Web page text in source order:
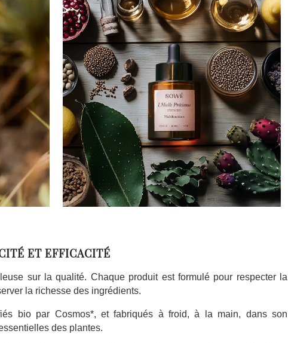
ET EFFICACITÉ
sur la qualité. Chaque produit est formulé pour respecter la
la richesse des ingrédients.
bio par Cosmos*, et fabriqués à froid, à la main, dans son
des plantes.